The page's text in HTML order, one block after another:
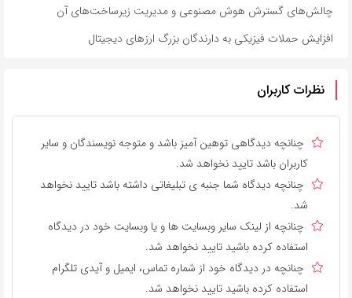
چالش‌های گسترش هوش مصنوعی و مدیریت زیرساخت‌های آن
افزایش حملات فیزیکی به دارندگان بزرگ ارزهای دیجیتال
نظرات کاربران
چنانچه دیدگاهی توهین آمیز باشد و متوجه نویسندگان و سایر
کاربران باشد تایید نخواهد شد.
چنانچه دیدگاه شما جنبه ی تبلیغاتی داشته باشد تایید نخواهد
شد.
چنانچه از لینک سایر وبسایت ها و یا وبسایت خود در دیدگاه
استفاده کرده باشید تایید نخواهد شد.
چنانچه در دیدگاه خود از شماره تماس، ایمیل و آیدی تلگرام
استفاده کرده باشید تایید نخواهد شد.